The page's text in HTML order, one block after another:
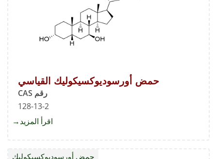
حمض أورسوديوكسيكوليك القياسي
رقم CAS
128-13-2
اقرأ المزيد
حمض أورسوديوكسيكوليك